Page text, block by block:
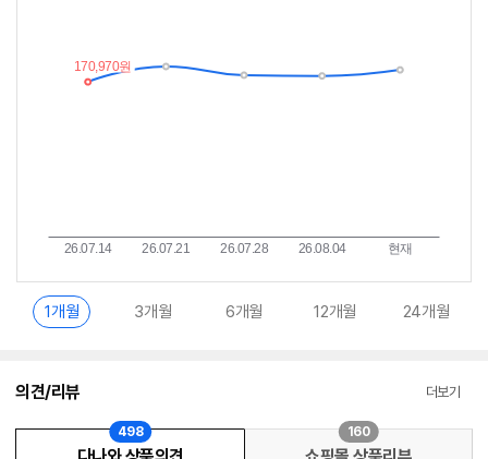
란?
1개월 3개월 6개월 12개월 24개월
의견/리뷰 더보기
498 160